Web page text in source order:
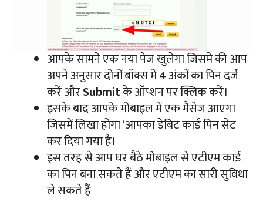
आपके सामने एक नया पेज खुलेगा जिसमे की आप
अपने अनुसार दोनों बॉक्स में 4 अंकों का पिन दर्ज
करें औरSubmitके ऑप्शन पर क्लिक करें।
इसके बाद आपके मोबाइल में एक मैसेज आएगा
जिसमें लिखा होगा ‘आपका डेबिट कार्ड पिन सेट
कर दिया गया है।
इस तरह से आप घर बैठे मोबाइल से एटीएम कार्ड
का पिन बना सकते हैं और एटीएम का सारी सुविधा
ले सकते हैं